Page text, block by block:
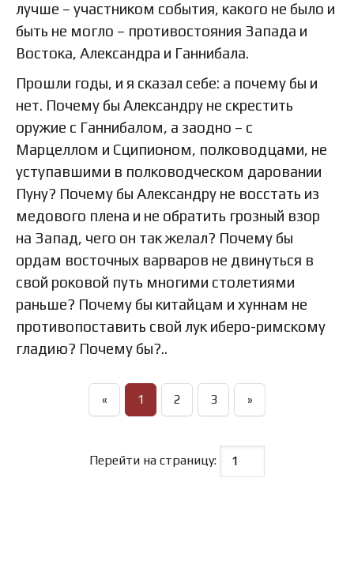
лучше – участником события, какого не было и
быть не могло – противостояния Запада и
Востока, Александра и Ганнибала.
Прошли годы, и я сказал себе: а почему бы и
нет. Почему бы Александру не скрестить
оружие с Ганнибалом, а заодно – с
Марцеллом и Сципионом, полководцами, не
уступавшими в полководческом даровании
Пуну? Почему бы Александру не восстать из
медового плена и не обратить грозный взор
на Запад, чего он так желал? Почему бы
ордам восточных варваров не двинуться в
свой роковой путь многими столетиями
раньше? Почему бы китайцам и хуннам не
противопоставить свой лук иберо-римскому
гладию? Почему бы?..
« 1 2 3 »
Перейти на страницу: